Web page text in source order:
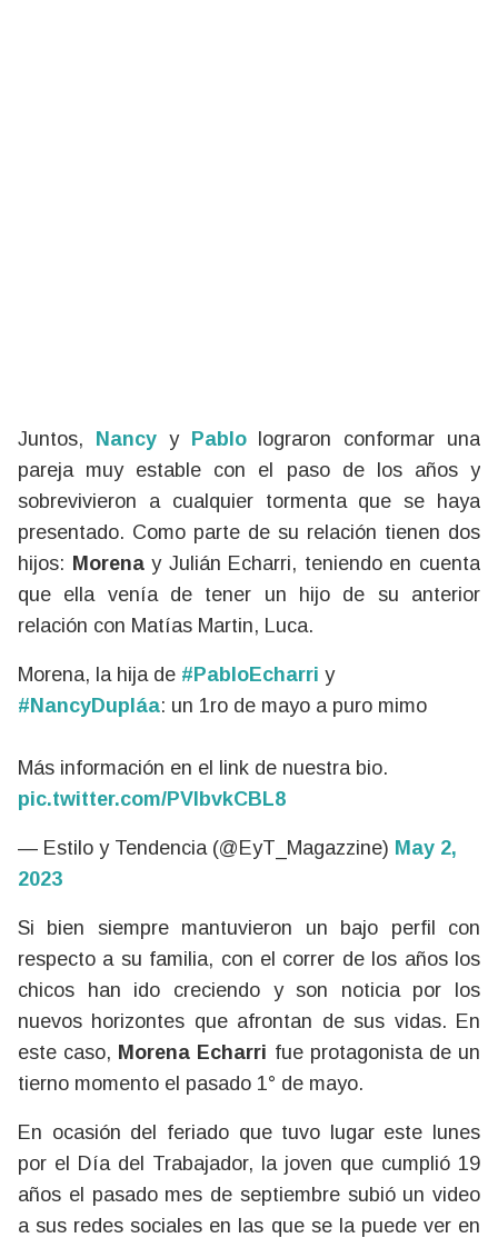
Juntos, Nancy y Pablolograron conformar una
pareja muy estable con el paso de los años y
sobrevivieron a cualquier tormenta que se haya
presentado. Como parte de su relación tienen dos
hijos: Morenay Julián Echarri, teniendo en cuenta
que ella venía de tener un hijo de su anterior
relación con Matías Martin, Luca.
Morena, la hija de #PabloEcharri y
#NancyDupláa: un 1ro de mayo a puro mimo
Más información en el link de nuestra bio.
pic.twitter.com/PVlbvkCBL8
— Estilo y Tendencia (@EyT_Magazzine) May 2,
2023
Si bien siempre mantuvieron un bajo perfil con
respecto a su familia, con el correr de los años los
chicos han ido creciendo y son noticia por los
nuevos horizontes que afrontan de sus vidas. En
este caso, Morena Echarri fue protagonista de un
tierno momento el pasado 1° de mayo.
En ocasión del feriado que tuvo lugar este lunes
por el Día del Trabajador, la joven que cumplió 19
años el pasado mes de septiembre subió un video
a sus redes sociales en las que se la puede ver en